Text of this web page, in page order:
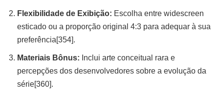
Flexibilidade de Exibição: Escolha entre widescreen
esticado ou a proporção original 4:3 para adequar à sua
preferência[354].
Materiais Bônus: Inclui arte conceitual rara e
percepções dos desenvolvedores sobre a evolução da
série[360].